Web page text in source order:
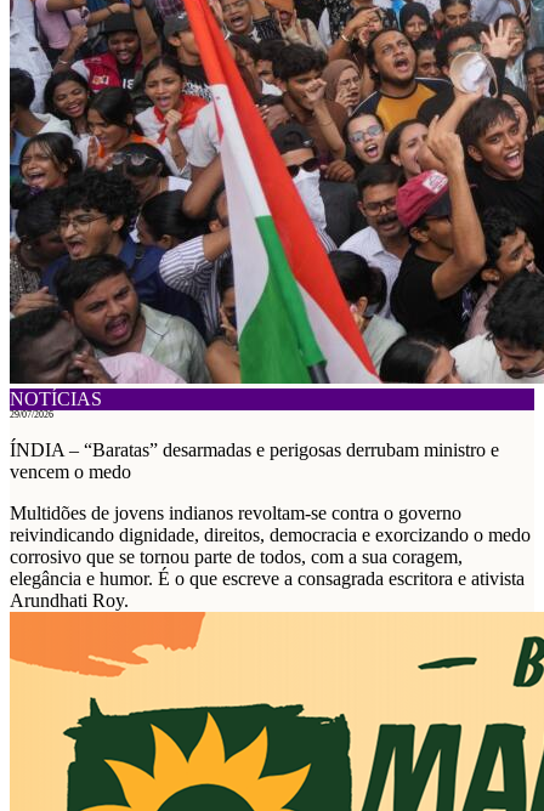
NOTÍCIAS
29/07/2026
ÍNDIA – “Baratas” desarmadas e perigosas derrubam ministro e
vencem o medo
Multidões de jovens indianos revoltam-se contra o governo
reivindicando dignidade, direitos, democracia e exorcizando o medo
corrosivo que se tornou parte de todos, com a sua coragem,
elegância e humor. É o que escreve a consagrada escritora e ativista
Arundhati Roy.